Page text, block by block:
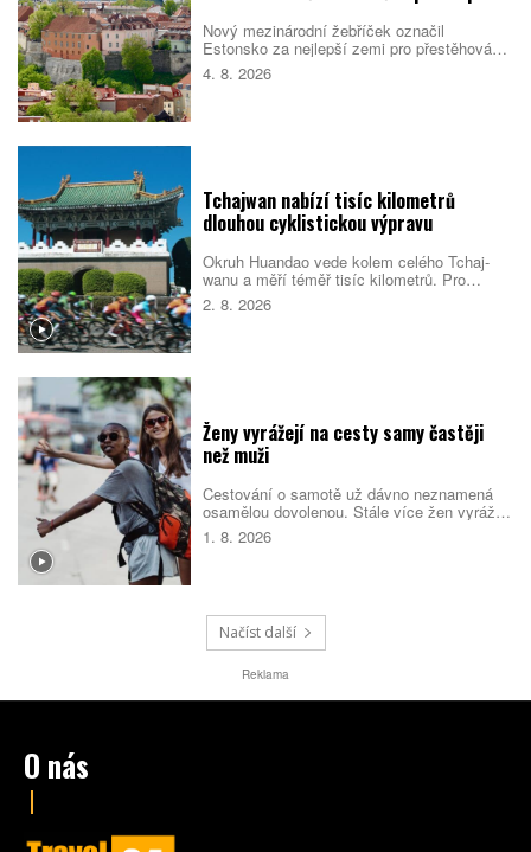
Nový mezinárodní žebříček označil
Estonsko za nejlepší zemi pro přestěhování
v roce 2026. Pobaltský stát se umístil před
Singapurem i Malajsií díky kombinaci
4. 8. 2026
Tchajwan nabízí tisíc kilometrů
dlouhou cyklistickou výpravu
Okruh Huandao vede kolem celého Tchaj-
wanu a měří téměř tisíc kilometrů. Pro
místní představuje oblíbený přechodový
rituál, turistům zase ukazuje odlehlé pobřeží,
2. 8. 2026
Ženy vyrážejí na cesty samy častěji
než muži
Cestování o samotě už dávno neznamená
osamělou dovolenou. Stále více žen vyráží
do světa bez partnera či rodiny, zároveň ale
vyhledává malé skupiny stejně naladěných
1. 8. 2026
Načíst další
Reklama
O nás